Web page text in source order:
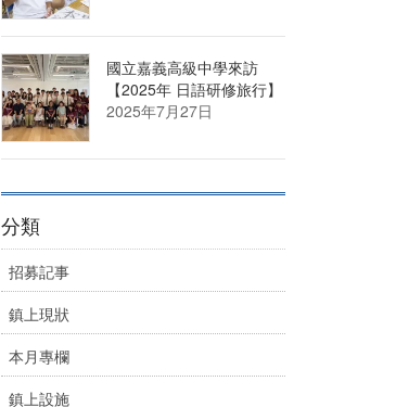
國立嘉義高級中學來訪
【2025年 日語研修旅行】
2025年7月27日
分類
招募記事
鎮上現狀
本月專欄
鎮上設施